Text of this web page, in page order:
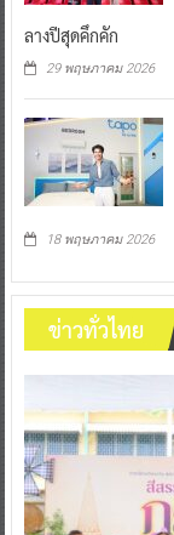
ลางปีสุดคึกคัก
29 พฤษภาคม 2026
18 พฤษภาคม 2026
ข่าวทั่วไทย